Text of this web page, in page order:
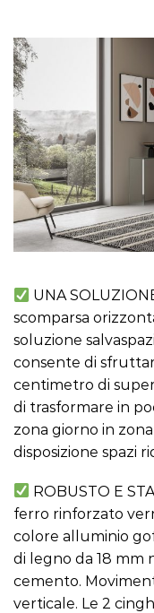
UNA
scomparsa
soluzione
consente di
centimetro di
di trasformare in
zona giorno in
disposizione spazi
ROBUSTO E
ferro rinforzato
colore alluminio
di legno da 18 mm
cemento.
verticale. Le 2